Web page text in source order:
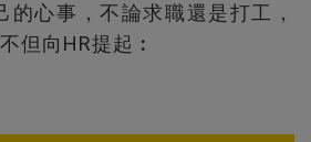
的心事，不論求職還是打工，
但向HR提起︰